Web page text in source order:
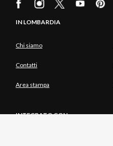
IN LOMBARDIA
Chi siamo
Contatti
Area stampa
INTEGRATO CON